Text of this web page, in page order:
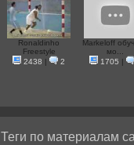
Ronaldinho
Freestyle
2438 | 2
Markeloff
мо...
1705 |
Теги по материалам